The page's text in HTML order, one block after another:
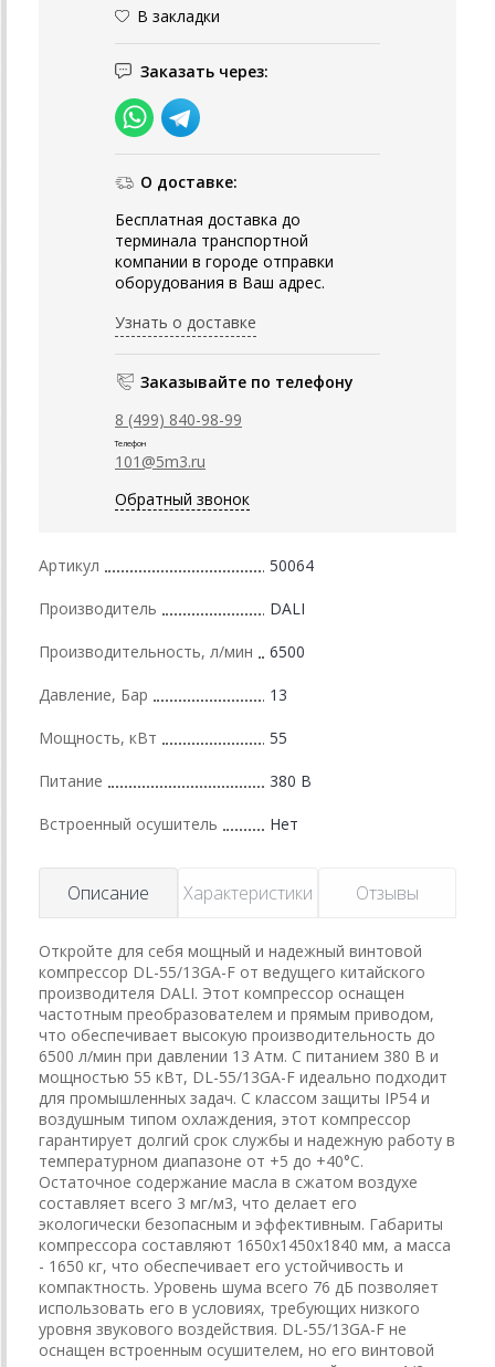
В закладки
Заказать через:
О доставке:
Бесплатная доставка до
терминала транспортной
компании в городе отправки
оборудования в Ваш адрес.
Узнать о доставке
Заказывайте по телефону
8 (499) 840-98-99
Телефон
101@5m3.ru
Обратный звонок
Артикул 50064
Производитель DALI
Производительность, л/мин 6500
Давление, Бар 13
Мощность, кВт 55
Питание 380 В
Встроенный осушитель Нет
Описание Характеристики Отзывы
Откройте для себя мощный и надежный винтовой
компрессор DL-55/13GA-F от ведущего китайского
производителя DALI. Этот компрессор оснащен
частотным преобразователем и прямым приводом,
что обеспечивает высокую производительность до
6500 л/мин при давлении 13 Атм. С питанием 380 В и
мощностью 55 кВт, DL-55/13GA-F идеально подходит
для промышленных задач. С классом защиты IP54 и
воздушным типом охлаждения, этот компрессор
гарантирует долгий срок службы и надежную работу в
температурном диапазоне от +5 до +40°C.
Остаточное содержание масла в сжатом воздухе
составляет всего 3 мг/м3, что делает его
экологически безопасным и эффективным. Габариты
компрессора составляют 1650x1450x1840 мм, а масса
- 1650 кг, что обеспечивает его устойчивость и
компактность. Уровень шума всего 76 дБ позволяет
использовать его в условиях, требующих низкого
уровня звукового воздействия. DL-55/13GA-F не
оснащен встроенным осушителем, но его винтовой